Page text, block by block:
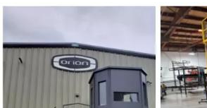
Orion Hunting Products avait
couper les composants en acier
stands de chasse. L’entreprise
Amada®, qui nécessite de
des coupes propres et sans